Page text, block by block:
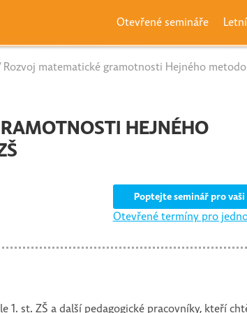
Otevřené semináře
matematické gramotnosti Hejného
HEJNÉHO
Poptejte seminář pro
Otevřené termíny pro
1. st. ZŠ a další pedagogické pracovníky, kteří